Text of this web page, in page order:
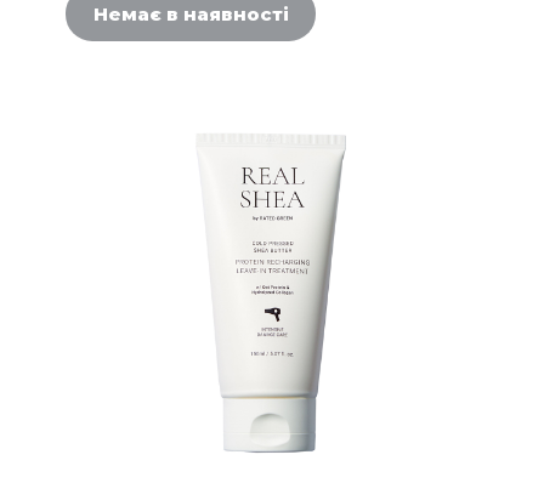
Немає в наявності